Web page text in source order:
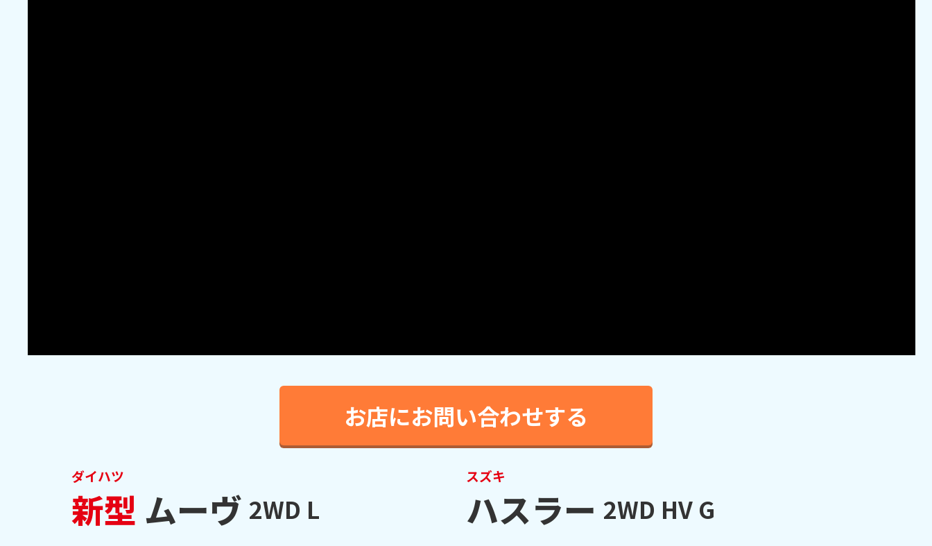
お店にお問い合わせする
ダイハツ
新型 ムーヴ 2WD L
スズキ
ハスラー 2WD HV G